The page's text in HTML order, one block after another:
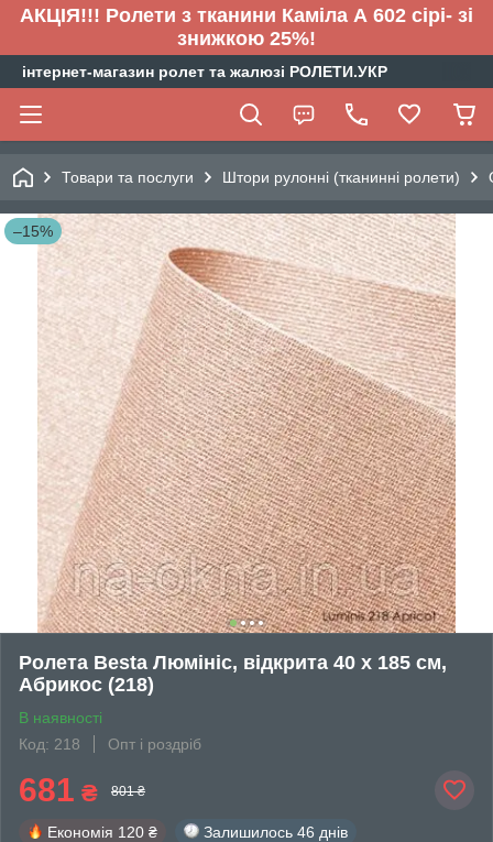
АКЦІЯ!!! Ролети з тканини Каміла А 602 сірі- зі
знижкою 25%!
інтернет-магазин ролет та жалюзі РОЛЕТИ.УКР
Товари та послуги Штори рулонні (тканинні ролети)
–15%
Ролета Besta Люмініс, відкрита 40 х 185 см,
Абрикос (218)
В наявності
Код: 218
Опт і роздріб
681 ₴ 801 ₴
Економія 120 ₴ Залишилось 46 днів